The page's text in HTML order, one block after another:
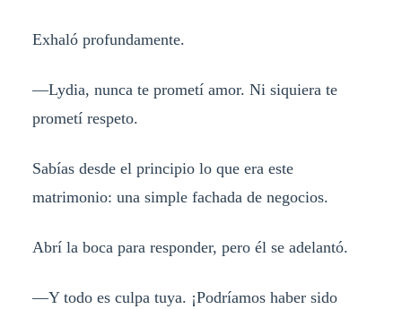
Exhaló profundamente.
—Lydia, nunca te prometí amor. Ni siquiera te
prometí respeto.
Sabías desde el principio lo que era este
matrimonio: una simple fachada de negocios.
Abrí la boca para responder, pero él se adelantó.
—Y todo es culpa tuya. ¡Podríamos haber sido